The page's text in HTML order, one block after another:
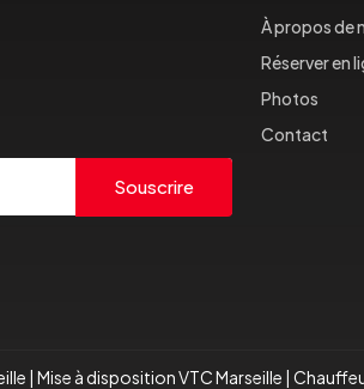
Souscrire
À propos de
Réserver en
Photos
Contact
| Mise à disposition VTC Marseille |